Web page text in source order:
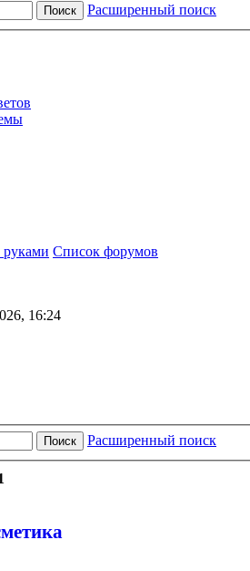
Поиск Расширенный поиск
Список форумов
16:24
Поиск Расширенный поиск